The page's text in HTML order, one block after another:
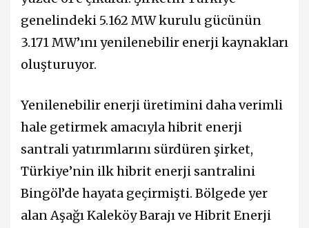
genelindeki 5.162 MW kurulu gücünün
3.171 MW’ını yenilenebilir enerji kaynakları
oluşturuyor.
Yenilenebilir enerji üretimini daha verimli
hale getirmek amacıyla hibrit enerji
santrali yatırımlarını sürdüren şirket,
Türkiye’nin ilk hibrit enerji santralini
Bingöl’de hayata geçirmişti. Bölgede yer
alan Aşağı Kaleköy Barajı ve Hibrit Enerji